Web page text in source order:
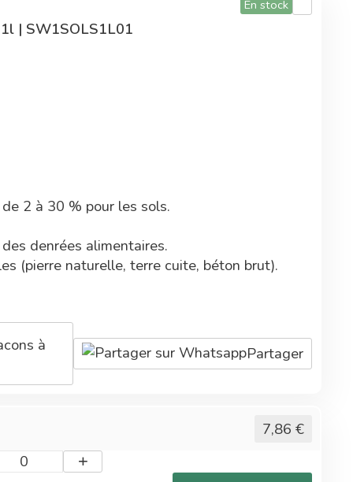
| SW1SOLS1L01
En stock
2 à 30 % pour les sols.
denrées alimentaires.
(pierre naturelle, terre cuite, béton brut).
: MEK, IPA, benzoate de dénatonium, acide
d'origine naturelle.
au nettoyage du matériel pouvant se trouver
à
Partager
7,86 €
0 +